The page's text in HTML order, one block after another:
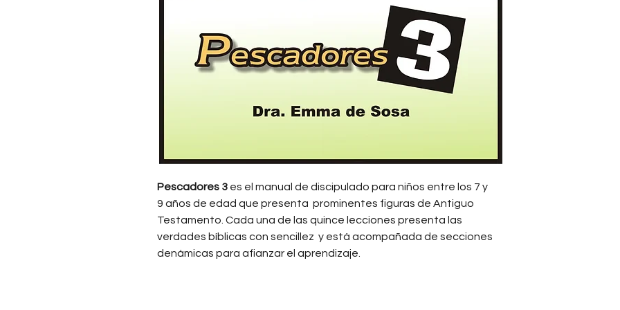
Pescadores 3 es el manual de discipulado para niños entre los 7 y
9 años de edad que presenta prominentes figuras de Antiguo
Testamento. Cada una de las quince lecciones presenta las
verdades bíblicas con sencillez y está acompañada de secciones
denámicas para afianzar el aprendizaje.